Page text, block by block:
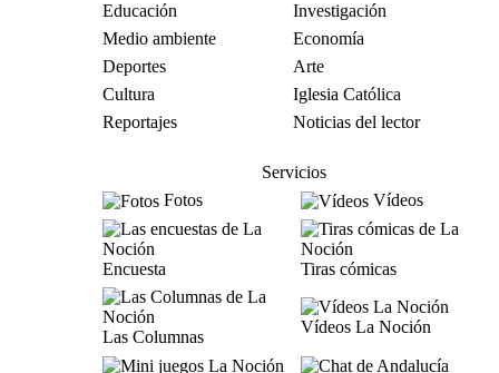
Educación
Investigación
Medio ambiente
Economía
Deportes
Arte
Cultura
Iglesia Católica
Reportajes
Noticias del lector
Servicios
Fotos
Vídeos
Encuesta Tiras cómicas
Las Columnas
Vídeos La Noción